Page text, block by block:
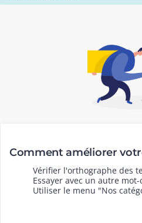
Comment améliorer
Vérifier l'orthographe des
Essayer avec un autre mot-
Utiliser le menu "Nos